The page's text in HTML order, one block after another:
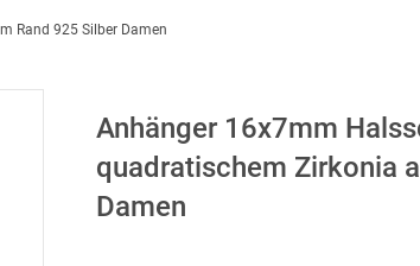
Rand 925 Silber Damen
Anhänger 16x7mm
quadratischem Zirkonia
Damen